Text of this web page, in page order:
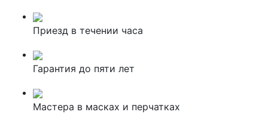
Приезд в течении часа
Гарантия до пяти лет
Мастера в масках и перчатках